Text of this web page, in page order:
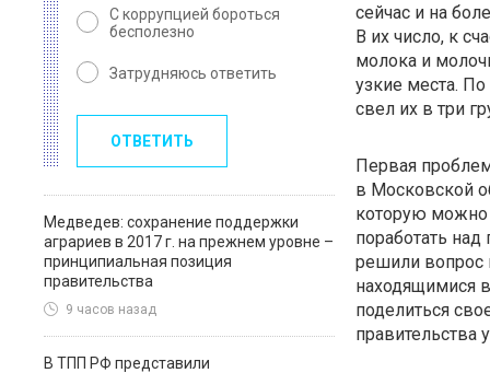
С коррупцией бороться
бесполезно
Затрудняюсь ответить
ОТВЕТИТЬ
Медведев: сохранение поддержки
аграриев в 2017 г. на прежнем уровне –
принципиальная позиция
правительства
9 часов назад
В ТПП РФ представили
сейчас и на
В их число, к
молока и
узкие места.
свел их в три
Первая
в Московской
которую
поработать
решили вопрос
находящимися
поделиться
правительства